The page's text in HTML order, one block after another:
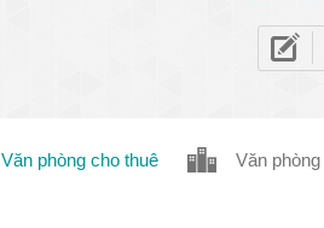
Văn phòng cho thuê Văn